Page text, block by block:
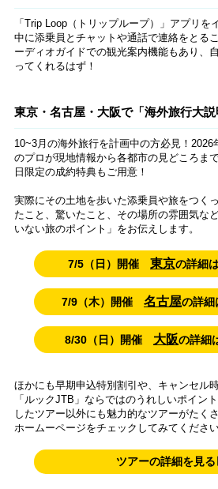
「Trip Loop（トリップループ）」アプリを
中に添乗員とチャットや通話で連絡をとる
ーディオガイドでの観光案内機能もあり、
ってくれるはず！
東京・名古屋・大阪で「海外旅行大説
10~3月の海外旅行を計画中の方必見！
のプロが現地情報から各都市の見どころま
日限定の成約特典もご用意！
実際にその土地を歩いた添乗員や旅をつく
たこと、驚いたこと、その場所の雰囲気な
いない旅のポイント」をお伝えします。
7/5（日）開催 東京の詳細
7/9（木）開催 名古屋の詳
8/30（日）開催 大阪の詳細
ほかにも早期申込特別割引や、キャンセル
「ルックJTB」ならではのうれしいポイン
したツアー以外にも魅力的なツアーがたく
ホームーページをチェックしてみてください
ツアーの詳細を見